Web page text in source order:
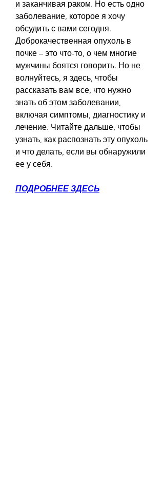
и заканчивая раком. Но есть одно
заболевание, которое я хочу
обсудить с вами сегодня.
Доброкачественная опухоль в
почке – это что-то, о чем многие
мужчины боятся говорить. Но не
волнуйтесь, я здесь, чтобы
рассказать вам все, что нужно
знать об этом заболевании,
включая симптомы, диагностику и
лечение. Читайте дальше, чтобы
узнать, как распознать эту опухоль
и что делать, если вы обнаружили
ее у себя.
ПОДРОБНЕЕ ЗДЕСЬ